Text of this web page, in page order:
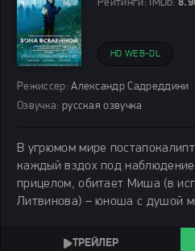
Рейтинги: IMDb:
HD WEB-DL
Режиссер: Александр Садреддини
Озвучка: русская озвучка
В угрюмом мире
каждый вздох под
прицелом, обитает Миша (в
Литвинова) – юноша с душой
старательному архивариусу,